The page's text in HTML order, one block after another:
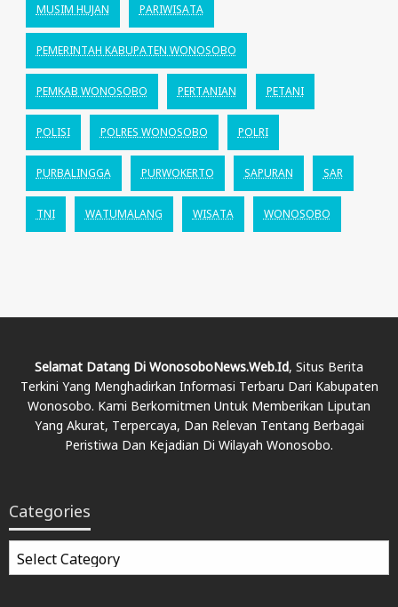
MUSIM HUJAN PARIWISATA
PEMERINTAH KABUPATEN WONOSOBO
PEMKAB WONOSOBO PERTANIAN PETANI
POLISI POLRES WONOSOBO POLRI
PURBALINGGA PURWOKERTO SAPURAN SAR
TNI WATUMALANG WISATA WONOSOBO
Selamat Datang Di WonosoboNews.web.id, Situs Berita
Terkini Yang Menghadirkan Informasi Terbaru Dari Kabupaten
Wonosobo. Kami Berkomitmen Untuk Memberikan Liputan
Yang Akurat, Terpercaya, Dan Relevan Tentang Berbagai
Peristiwa Dan Kejadian Di Wilayah Wonosobo.
Categories
Categories